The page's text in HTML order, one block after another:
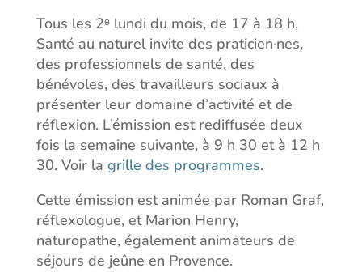
Tous les 2ᵉ lundi du mois, de 17 à 18 h,
Santé au naturel invite des praticien·nes,
des professionnels de santé, des
bénévoles, des travailleurs sociaux à
présenter leur domaine d’activité et de
réflexion. L’émission est rediffusée deux
fois la semaine suivante, à 9 h 30 et à 12 h
30. Voir la grille des programmes.
Cette émission est animée par Roman Graf,
réflexologue, et Marion Henry,
naturopathe, également animateurs de
séjours de jeûne en Provence.